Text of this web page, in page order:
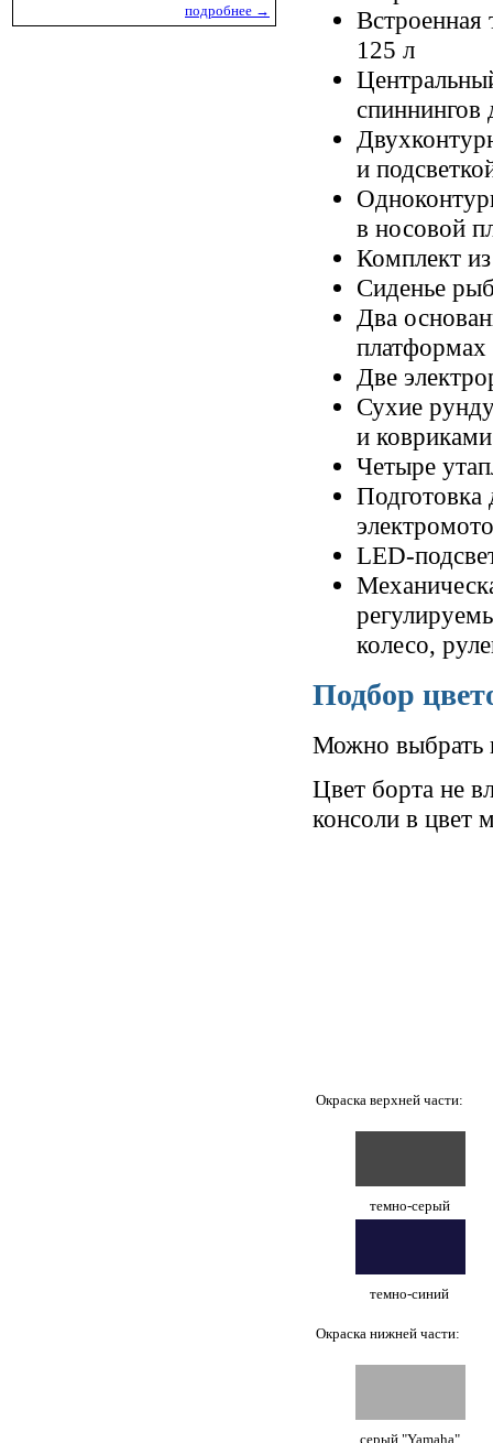
подробнее →
125 л
и
в носовой
Комплект
Сиденье
Два
платформах
Две
Сухие
и ковриками
Четыре
Подготовка
LED-
колесо,
Подбор
Можно выбрать
Цвет борта не
консоли в цвет
Окраска верхней части:
темно-серый
темно-синий
Окраска нижней части:
серый "Yamaha"